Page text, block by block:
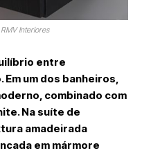
Interiores
entre
um dos banheiros,
combinado com
Na suíte de
amadeirada
em mármore